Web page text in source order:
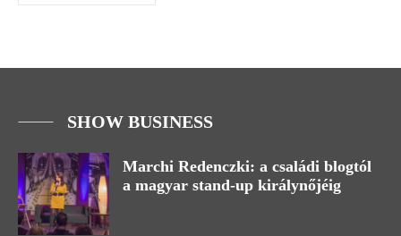
SHOW BUSINESS
Marchi Redenczki: a családi blogtól
a magyar stand-up királynőjéig